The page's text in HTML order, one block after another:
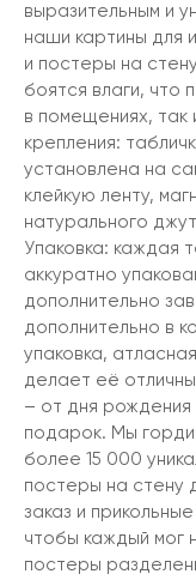
выразительным и
наши картины для
и постеры на
боятся влаги, что
в помещениях, так
крепления:
установлена на
клейкую ленту,
натурального
Упаковка: каждая
аккуратно
дополнительно
дополнительно в
упаковка,
делает её
– от дня рождения
подарок. Мы
более 15 000
постеры на стену
заказ и
чтобы каждый мог
постеры